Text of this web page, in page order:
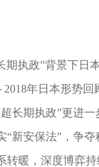
执政”背景下日
年日本形势回顾
期执政”更进一
安保法”，争夺
暖，深度博弈持